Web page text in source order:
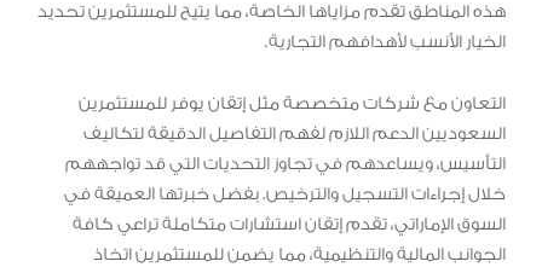
هذه المناطق تقدم مزاياها الخاصة، مما يتيح للمستثمرين تحديد
الخيار الأنسب لأهدافهم التجارية.
التعاون مع شركات متخصصة مثل إتقان يوفر للمستثمرين
السعوديين الدعم اللازم لفهم التفاصيل الدقيقة لتكاليف
التأسيس، ويساعدهم في تجاوز التحديات التي قد تواجههم
خلال إجراءات التسجيل والترخيص. بفضل خبرتها العميقة في
السوق الإماراتي، تقدم إتقان استشارات متكاملة تراعي كافة
الجوانب المالية والتنظيمية، مما يضمن للمستثمرين اتخاذ